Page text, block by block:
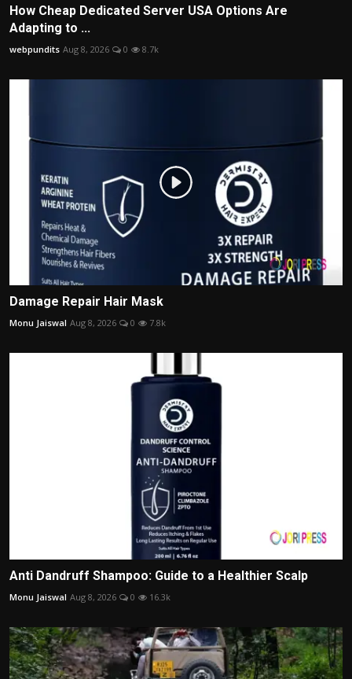
How Cheap Dedicated Server USA Options Are
Adapting to ...
webpundits Aug 8, 2026 0 8.7k
Damage Repair Hair Mask
Monu Jaiswal Aug 8, 2026 0 7.8k
Anti Dandruff Shampoo: Guide to a Healthier Scalp
Monu Jaiswal Aug 8, 2026 0 16.3k